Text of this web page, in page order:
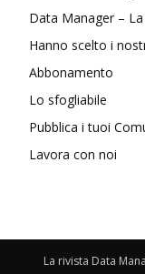
Data Manager –
Hanno scelto i
Abbonamento
Lo sfogliabile
Pubblica i tuoi
Lavora con noi
La rivista Data